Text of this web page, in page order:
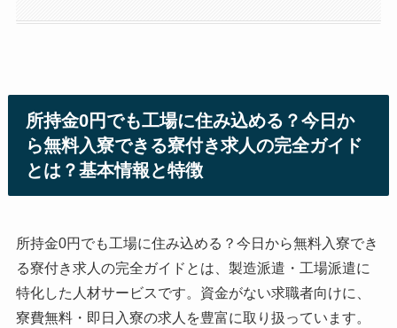
所持金0円でも工場に住み込める？今日か
ら無料入寮できる寮付き求人の完全ガイド
とは？基本情報と特徴
所持金0円でも工場に住み込める？今日から無料入寮でき
る寮付き求人の完全ガイドとは、製造派遣・工場派遣に
特化した人材サービスです。資金がない求職者向けに、
寮費無料・即日入寮の求人を豊富に取り扱っています。